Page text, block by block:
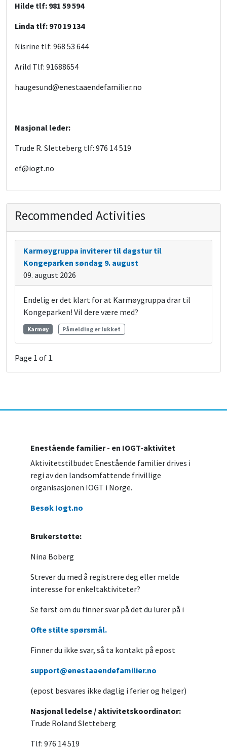
Hilde tlf: 981 59 594
Linda tlf: 970 19 134
Nisrine tlf: 968 53 644
Arild Tlf: 91688654
haugesund@enestaaendefamilier.no
Nasjonal leder:
Trude R. Sletteberg tlf: 976 14 519
ef@iogt.no
Recommended Activities
Karmøygruppa inviterer til dagstur til
Kongeparken søndag 9. august
09. august 2026
Endelig er det klart for at Karmøygruppa drar til
Kongeparken! Vil dere være med?
Karmøy Påmelding er lukket
Page 1 of 1.
Enestående familier - en IOGT-aktivitet
Aktivitetstilbudet Enestående familier drives i
regi av den landsomfattende frivillige
organisasjonen IOGT i Norge.
Besøk Iogt.no
Brukerstøtte:
Nina Boberg
Strever du med å registrere deg eller melde
interesse for enkeltaktiviteter?
Se først om du finner svar på det du lurer på i
Ofte stilte spørsmål.
Finner du ikke svar, så ta kontakt på epost
support@enestaaendefamilier.no
(epost besvares ikke daglig i ferier og helger)
Nasjonal ledelse / aktivitetskoordinator:
Trude Roland Sletteberg
Tlf: 976 14 519